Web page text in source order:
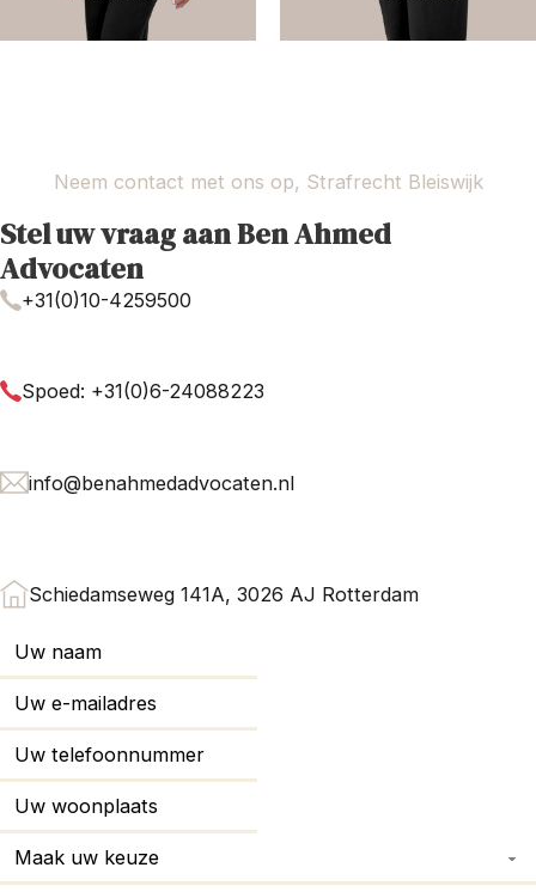
Neem contact met ons op, Strafrecht Bleiswijk
Stel uw vraag aan Ben Ahmed
Advocaten
+31(0)10-4259500
Spoed: +31(0)6-24088223
info@benahmedadvocaten.nl
Schiedamseweg 141A, 3026 AJ Rotterdam